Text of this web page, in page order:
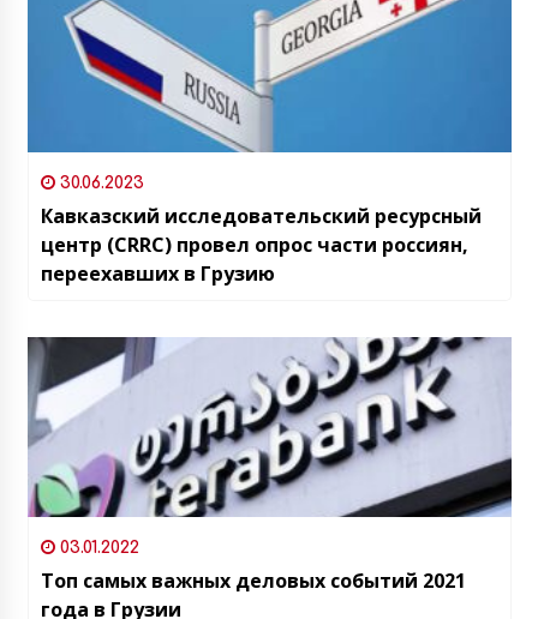
30.06.2023
Кавказский исследовательский ресурсный
центр (CRRC) провел опрос части россиян,
переехавших в Грузию
03.01.2022
Топ самых важных деловых событий 2021
года в Грузии